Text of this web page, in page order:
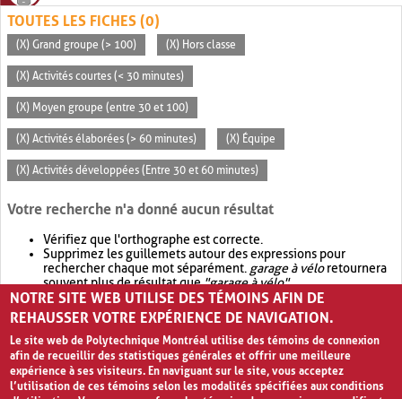
TOUTES LES FICHES (0)
(X) Grand groupe (> 100) (X) Hors classe
(X) Activités courtes (< 30 minutes)
(X) Moyen groupe (entre 30 et 100)
(X) Activités élaborées (> 60 minutes) (X) Équipe
(X) Activités développées (Entre 30 et 60 minutes)
Votre recherche n'a donné aucun résultat
Vérifiez que l'orthographe est correcte.
Supprimez les guillemets autour des expressions pour
rechercher chaque mot séparément. garage à véloretournera
souvent plus de résultat que"garage à vélo".
Envisagez d'élargir votre recherche avec OR.garage OR vélo
retournera souvent plus de résultat quegarage à vélo
NOTRE SITE WEB UTILISE DES TÉMOINS AFIN DE
REHAUSSER VOTRE EXPÉRIENCE DE NAVIGATION.
Le site web de Polytechnique Montréal utilise des témoins de connexion
afin de recueillir des statistiques générales et offrir une meilleure
expérience à ses visiteurs. En naviguant sur le site, vous acceptez
l’utilisation de ces témoins selon les modalités spécifiées aux conditions